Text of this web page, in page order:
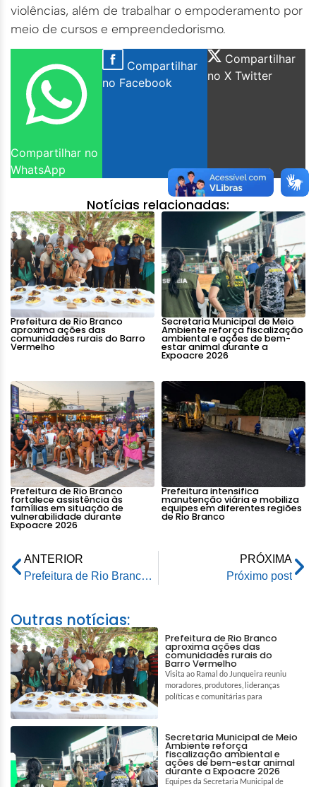
violências, além de trabalhar o empoderamento por
meio de cursos e empreendedorismo.
Compartilhar no
WhatsApp
Compartilhar
no Facebook
Compartilhar
no X Twitter
Notícias relacionadas:
Prefeitura de Rio Branco
aproxima ações das
comunidades rurais do Barro
Vermelho
Secretaria Municipal de Meio
Ambiente reforça fiscalização
ambiental e ações de bem-
estar animal durante a
Expoacre 2026
Prefeitura de Rio Branco
fortalece assistência às
famílias em situação de
vulnerabilidade durante
Expoacre 2026
Prefeitura intensifica
manutenção viária e mobiliza
equipes em diferentes regiões
de Rio Branco
ANTERIOR
Prefeitura de Rio Branco garante atendimento noturno na Urap Maria Barroso
PRÓXIMA
Próximo post
Outras notícias:
Prefeitura de Rio Branco
aproxima ações das
comunidades rurais do
Barro Vermelho
Visita ao Ramal do Junqueira reuniu
moradores, produtores, lideranças
políticas e comunitárias para
Secretaria Municipal de Meio
Ambiente reforça
fiscalização ambiental e
ações de bem-estar animal
durante a Expoacre 2026
Equipes da Secretaria Municipal de